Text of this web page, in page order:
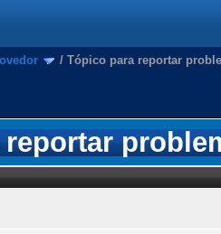
/ Tópico para reportar